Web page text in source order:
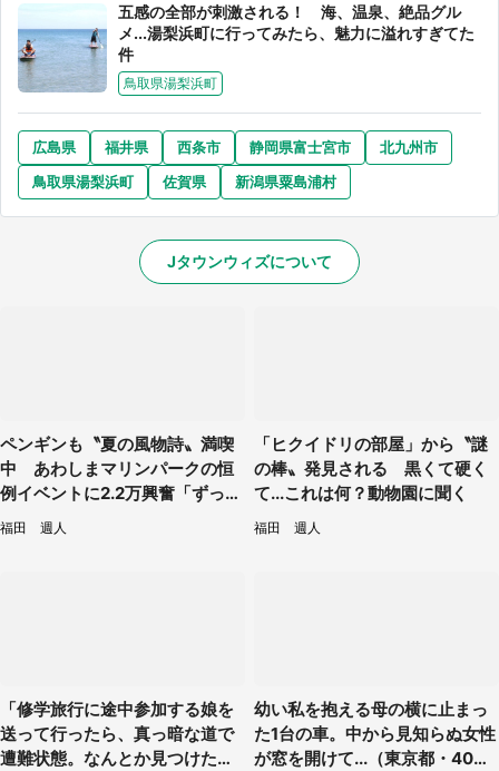
五感の全部が刺激される！ 海、温泉、絶品グル
メ...湯梨浜町に行ってみたら、魅力に溢れすぎてた
件
鳥取県湯梨浜町
広島県 福井県 西条市 静岡県富士宮市
北九州市
鳥取県湯梨浜町
佐賀県 新潟県粟島浦村
Jタウンウィズについて
ペンギンも〝夏の風物詩〟満喫
中 あわしまマリンパークの恒
例イベントに2.2万興奮「ずっと
見てたい」
福田 週人
「ヒクイドリの部屋」から〝謎
の棒〟発見される 黒くて硬く
て...これは何？動物園に聞く
福田 週人
「修学旅行に途中参加する娘を
送って行ったら、真っ暗な道で
遭難状態。なんとか見つけた民
幼い私を抱える母の横に止まっ
た1台の車。中から見知らぬ女性
が窓を開けて...（東京都・40代